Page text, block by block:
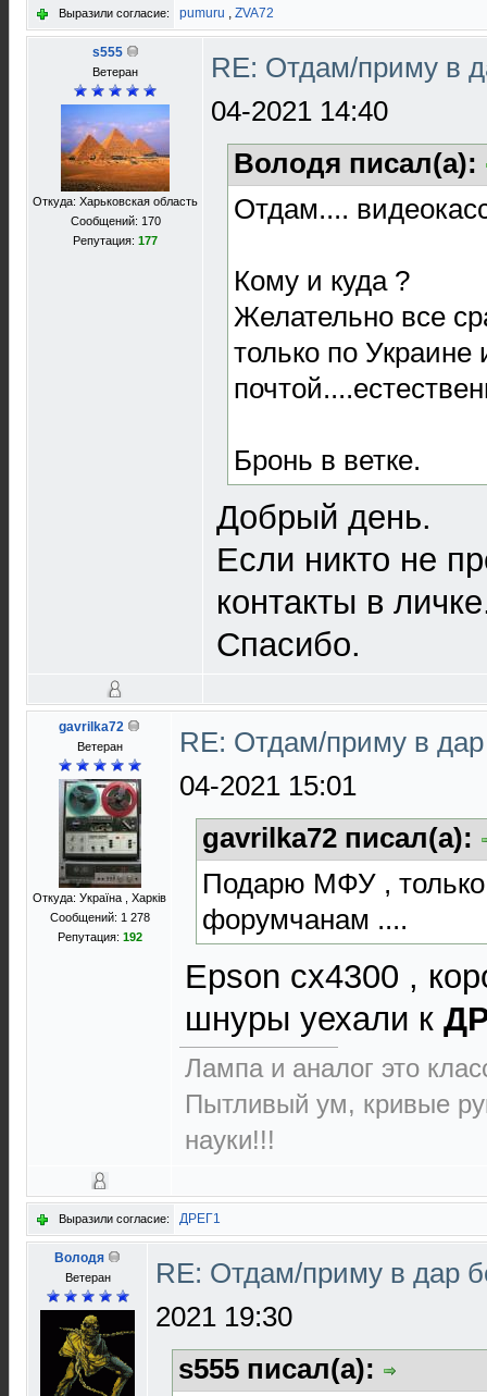
Выразили согласие: pumuru , ZVA72
s555
Ветеран
Откуда: Харьковская область
Сообщений: 170
Репутация: 177
RE: Отдам/приму в
04-2021 14:40
Володя писал(а):
Отдам....
Кому и куда ?
Желательно все
только по Украине
Бронь в ветке.
Добрый день.
Если никто не
контакты в
Спасибо.
gavrilka72
Ветеран
Откуда: Україна , Харків
Сообщений: 1 278
Репутация: 192
RE: Отдам/приму в
04-2021 15:01
gavrilka72 писал(а):
Подарю МФУ ,
форумчанам ....
Epson cx4300 ,
шнуры уехали к
Лампа и аналог это
Пытливый ум, кривые
науки!!!
Выразили согласие: ДРЕГ1
Володя
Ветеран
RE: Отдам/приму в дар
2021 19:30
s555 писал(а):